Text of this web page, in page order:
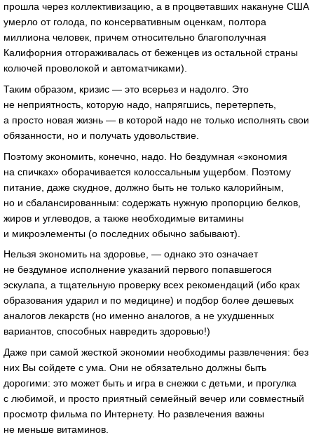
прошла через коллективизацию, а в процветавших накануне США
умерло от голода, по консервативным оценкам, полтора
миллиона человек, причем относительно благополучная
Калифорния отгораживалась от беженцев из остальной страны
колючей проволокой и автоматчиками).
Таким образом, кризис — это всерьез и надолго. Это
не неприятность, которую надо, напрягшись, перетерпеть,
а просто новая жизнь — в которой надо не только исполнять свои
обязанности, но и получать удовольствие.
Поэтому экономить, конечно, надо. Но бездумная «экономия
на спичках» оборачивается колоссальным ущербом. Поэтому
питание, даже скудное, должно быть не только калорийным,
но и сбалансированным: содержать нужную пропорцию белков,
жиров и углеводов, а также необходимые витамины
и микроэлементы (о последних обычно забывают).
Нельзя экономить на здоровье, — однако это означает
не бездумное исполнение указаний первого попавшегося
эскулапа, а тщательную проверку всех рекомендаций (ибо крах
образования ударил и по медицине) и подбор более дешевых
аналогов лекарств (но именно аналогов, а не ухудшенных
вариантов, способных навредить здоровью!)
Даже при самой жесткой экономии необходимы развлечения: без
них Вы сойдете с ума. Они не обязательно должны быть
дорогими: это может быть и игра в снежки с детьми, и прогулка
с любимой, и просто приятный семейный вечер или совместный
просмотр фильма по Интернету. Но развлечения важны
не меньше витаминов.